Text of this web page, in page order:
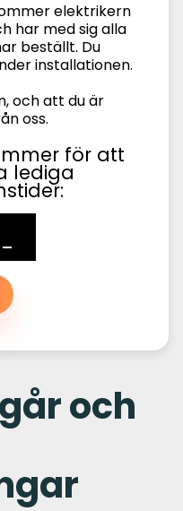
elektrikern
har med sig alla
beställt. Du
installationen.
och att du är
oss.
för att
lediga
och